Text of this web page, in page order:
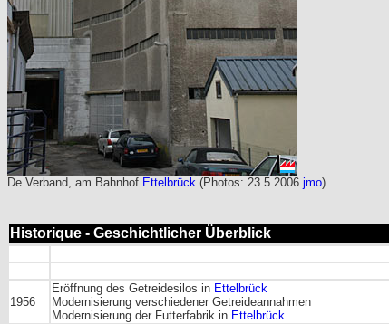
De Verband, am Bahnhof Ettelbrück (Photos: 23.5.2006 jmo)
Historique - Geschichtlicher Überblick
1956
Eröffnung des Getreidesilos in Ettelbrück
Modernisierung verschiedener Getreideannahmen
Modernisierung der Futterfabrik in Ettelbrück